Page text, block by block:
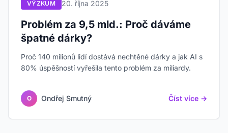
VÝZKUM 20. října 2025
Problém za 9,5 mld.: Proč dáváme
špatné dárky?
Proč 140 milionů lidí dostává nechtěné dárky a jak AI s
80% úspěšností vyřešila tento problém za miliardy.
O Ondřej Smutný Číst více →